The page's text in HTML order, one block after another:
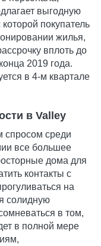
выгодную
покупатель
жилья,
вплоть до
2019 года.
в 4-м квартале
в Valley
спросом среди
все большее
дома для
контакты с
на
солидную
в том,
в полной мере